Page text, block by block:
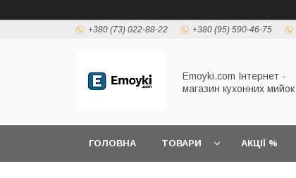
+380 (73) 022-88-22 +380 (95) 590-46-75
Emoyki.com Інтернет -
магазин кухонних мийок
ГОЛОВНА ТОВАРИ АКЦІЇ %